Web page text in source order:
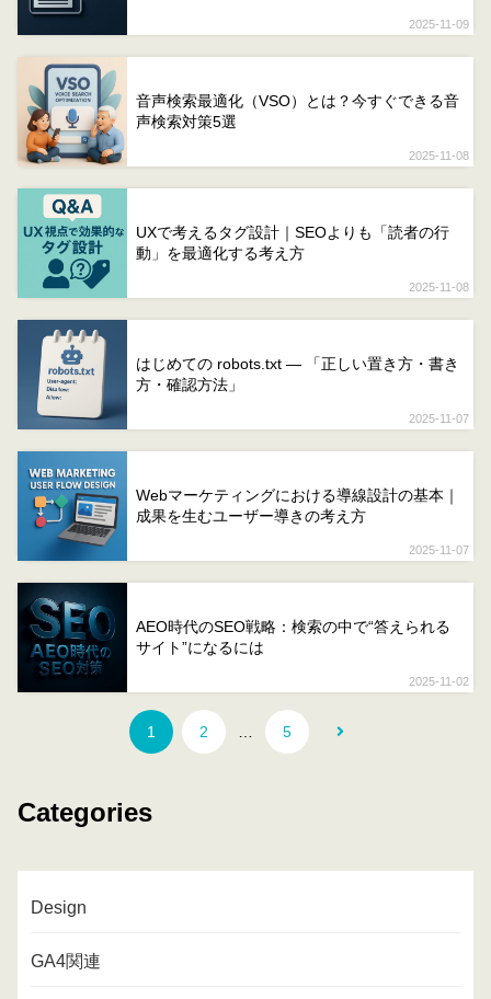
2025-11-09
2025-11-08
音声検索最適化（VSO）とは？今すぐできる音
声検索対策5選
2025-11-08
UXで考えるタグ設計｜SEOよりも「読者の行
動」を最適化する考え方
2025-11-07
はじめての robots.txt ― 「正しい置き方・書き
方・確認方法」
2025-11-07
Webマーケティングにおける導線設計の基本｜
成果を生むユーザー導きの考え方
2025-11-02
AEO時代のSEO戦略：検索の中で“答えられる
サイト”になるには
1 2 5
Categories
Design
GA4関連